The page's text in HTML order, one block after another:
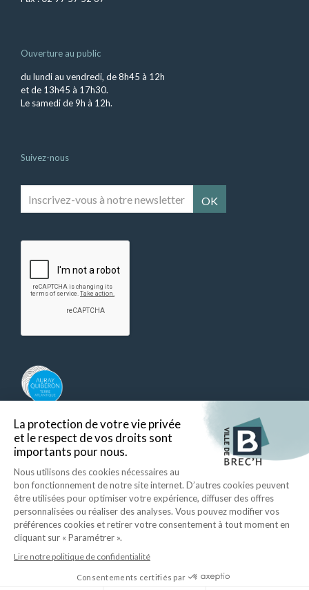
Ouverture au public
du lundi au vendredi, de 8h45 à 12h
et de 13h45 à 17h30.
Le samedi de 9h à 12h.
Suivez-nous
vous
notre
Retour en haut
Ecrire à la mairie Mentions légales
ID Interactive